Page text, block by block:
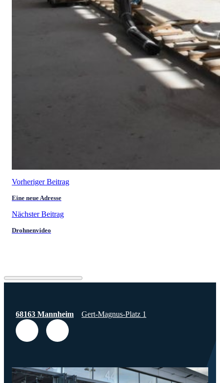
Vorheriger Beitrag
Eine neue Adresse
Nächster Beitrag
Drohnenvideo
68163 Mannheim Gert-Magnus-Platz 1